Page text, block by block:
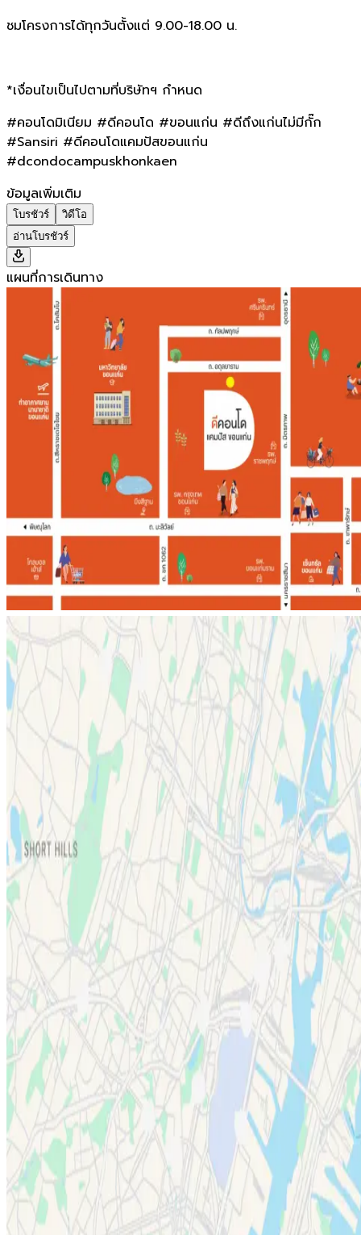
ชมโครงการได้ทุกวันตั้งแต่ 9.00-18.00 น.
*เงื่อนไขเป็นไปตามที่บริษัทฯ กำหนด
#คอนโดมิเนียม #ดีคอนโด #ขอนแก่น #ดีถึงแก่นไม่มีกั๊ก
#Sansiri #ดีคอนโดแคมปัสขอนแก่น
#dcondocampuskhonkaen
ข้อมูลเพิ่มเติม
โบรชัวร์
วิดีโอ
อ่านโบรชัวร์
แผนที่การเดินทาง